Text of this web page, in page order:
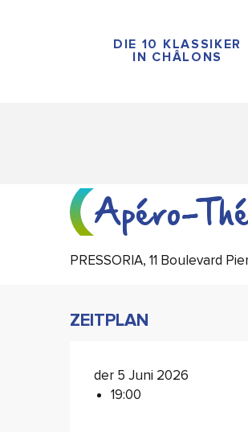
DIE 10 KLASSIKER
IN CHÂLONS
Apéro-
PRESSORIA, 11 Boulevard
ZEITPLAN
der 5 Juni 2026
19:00